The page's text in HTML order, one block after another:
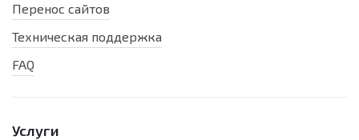
Перенос сайтов
Техническая поддержка
FAQ
Услуги